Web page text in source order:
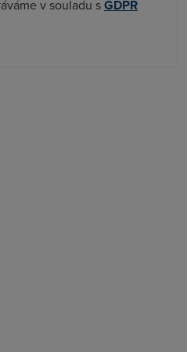
v souladu sGDPR